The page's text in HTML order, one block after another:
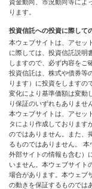
資金動向、市況動向等によ
ります。
投資信託への投資に際して
本ウェブサイトは、アセッ
に際しては、投資信託説明
しますので、必ず内容をご
投資信託は、株式や債券等
ります）に投資をしますの
変化により基準価額は変動
り保証のいずれもありませ
本ウェブサイトは、アセッ
タにより作成しております
のではありません。また、
るものではありません。
外部サイトの情報も含む）
いません。本ウェブサイト
場合があります。本ウェブ
の動きを保証するものでは